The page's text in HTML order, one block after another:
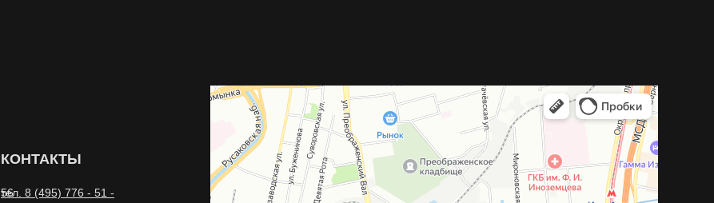
КОНТАКТЫ
тел. 8 (495) 776 - 51 - 56